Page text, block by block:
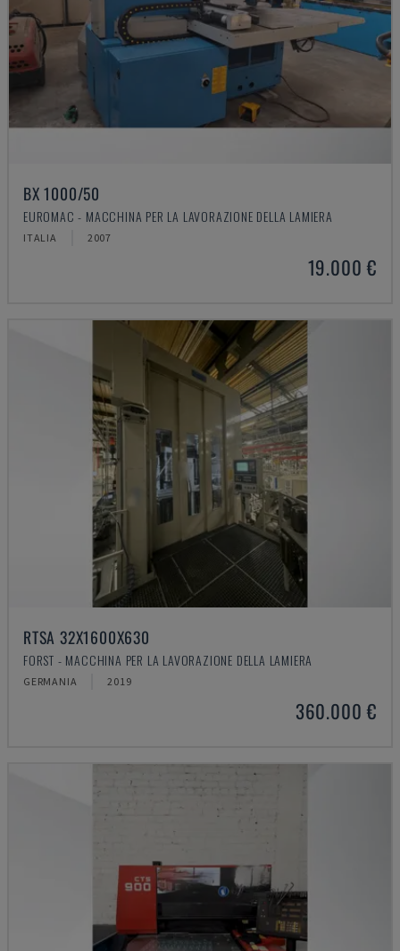
BX 1000/50
EUROMAC - MACCHINA PER LA LAVORAZIONE DELLA LAMIERA
ITALIA 2007
19.000 €
RTSA 32X1600X630
FORST - MACCHINA PER LA LAVORAZIONE DELLA LAMIERA
GERMANIA 2019
360.000 €